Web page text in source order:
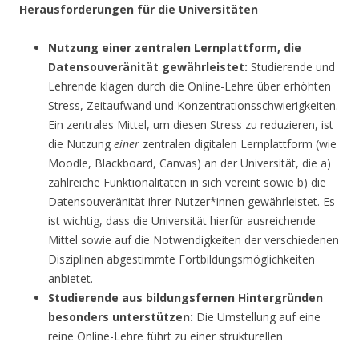
Herausforderungen für die Universitäten
Nutzung einer zentralen Lernplattform, die
Datensouveränität gewährleistet: Studierende und
Lehrende klagen durch die Online-Lehre über erhöhten
Stress, Zeitaufwand und Konzentrationsschwierigkeiten.
Ein zentrales Mittel, um diesen Stress zu reduzieren, ist
die Nutzung einer zentralen digitalen Lernplattform (wie
Moodle, Blackboard, Canvas) an der Universität, die a)
zahlreiche Funktionalitäten in sich vereint sowie b) die
Datensouveränität ihrer Nutzer*innen gewährleistet. Es
ist wichtig, dass die Universität hierfür ausreichende
Mittel sowie auf die Notwendigkeiten der verschiedenen
Disziplinen abgestimmte Fortbildungsmöglichkeiten
anbietet.
Studierende aus bildungsfernen Hintergründen
besonders unterstützen: Die Umstellung auf eine
reine Online-Lehre führt zu einer strukturellen